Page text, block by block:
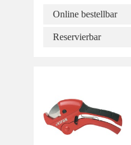
Online bestellbar
Reservierbar